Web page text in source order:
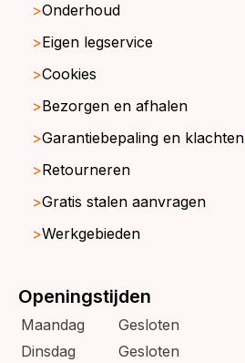
Onderhoud
Eigen legservice
Cookies
Bezorgen en afhalen
Garantiebepaling en klachten
Retourneren
Gratis stalen aanvragen
Werkgebieden
Openingstijden
Maandag
Gesloten
Dinsdag
Gesloten